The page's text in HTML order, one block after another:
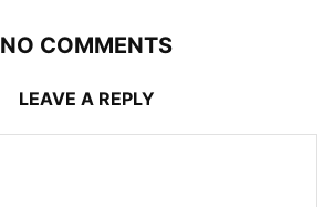
NO COMMENTS
LEAVE A REPLY